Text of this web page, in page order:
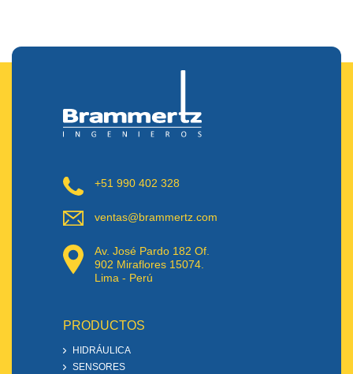
+51 990 402 328
ventas@brammertz.com
Av. José Pardo 182 Of.
902 Miraflores 15074.
Lima - Perú
PRODUCTOS
HIDRÁULICA
SENSORES